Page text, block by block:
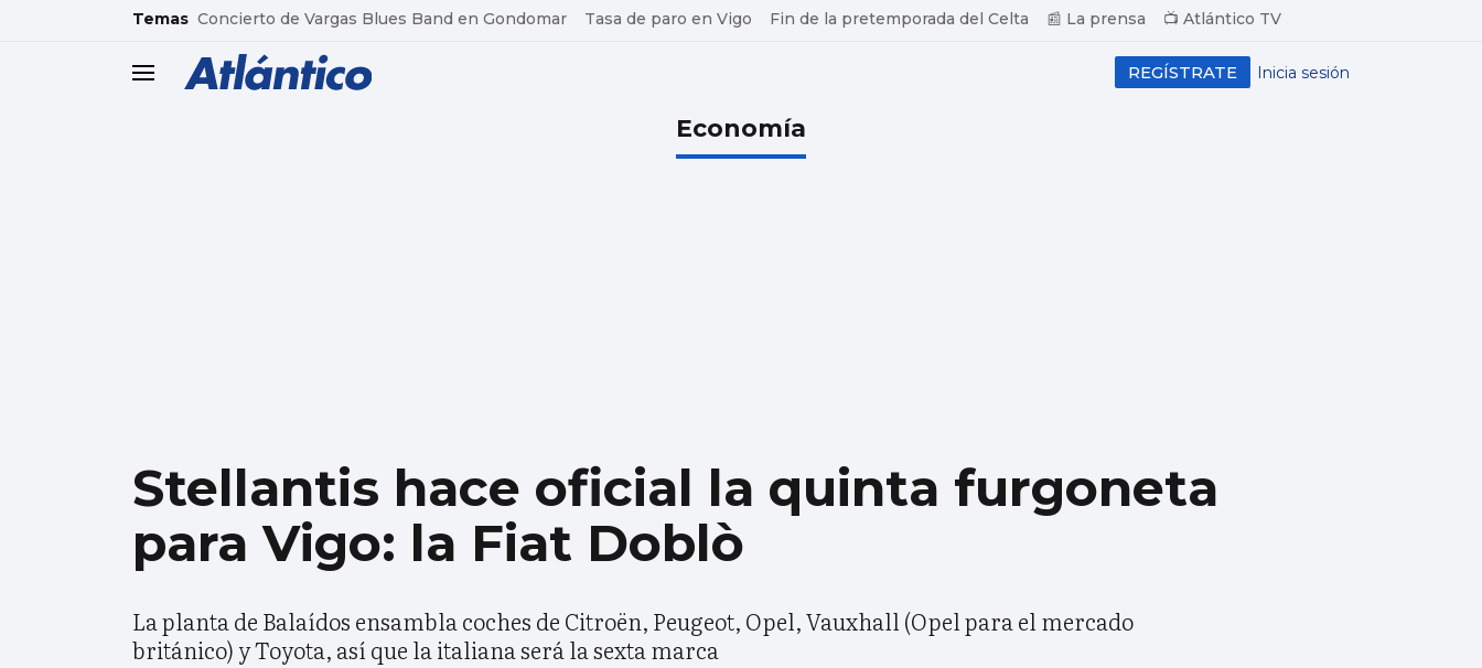
common.go-to-content
Temas Concierto de Vargas Blues Band en Gondomar Tasa de paro en Vigo Fin de la pretemporada del Celta 📰 La prensa 📺 Atlántico TV
header.menu.open Inicia sesión
REGÍSTRATE
Economía
Stellantis hace oficial la quinta furgoneta
para Vigo: la Fiat Doblò
La planta de Balaídos ensambla coches de Citroën, Peugeot, Opel, Vauxhall (Opel para el mercado
británico) y Toyota, así que la italiana será la sexta marca